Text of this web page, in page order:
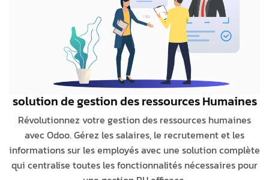
solution de gestion des ressources Humaines
Révolutionnez votre gestion des ressources humaines
avec Odoo. Gérez les salaires, le recrutement et les
informations sur les employés avec une solution complète
qui centralise toutes les fonctionnalités nécessaires pour